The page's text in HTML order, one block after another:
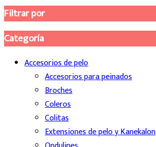
Filtrar por
Categoría
Accesorios de pelo
Accesorios para peinados
Broches
Coleros
Colitas
Extensiones de pelo y Kanekalon